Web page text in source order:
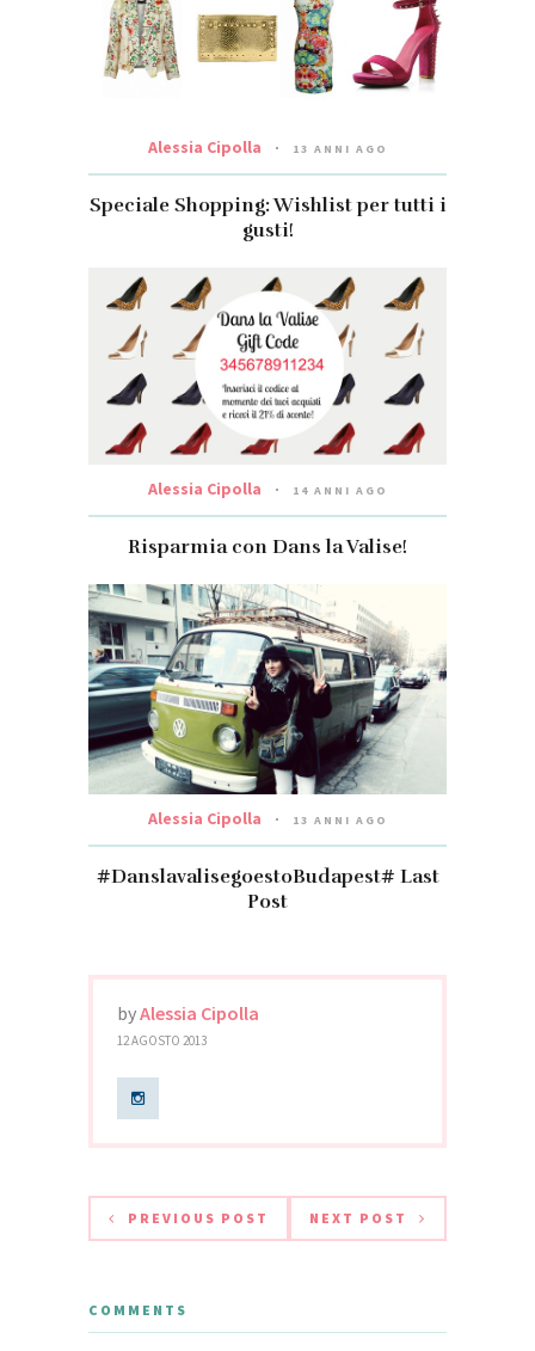
Alessia Cipolla 13 ANNI AGO
Speciale Shopping: Wishlist per tutti i
gusti!
Alessia Cipolla 14 ANNI AGO
Risparmia con Dans la Valise!
Alessia Cipolla 13 ANNI AGO
#DanslavalisegoestoBudapest# Last
Post
byAlessia Cipolla
12 AGOSTO 2013
PREVIOUS POST NEXT POST
COMMENTS